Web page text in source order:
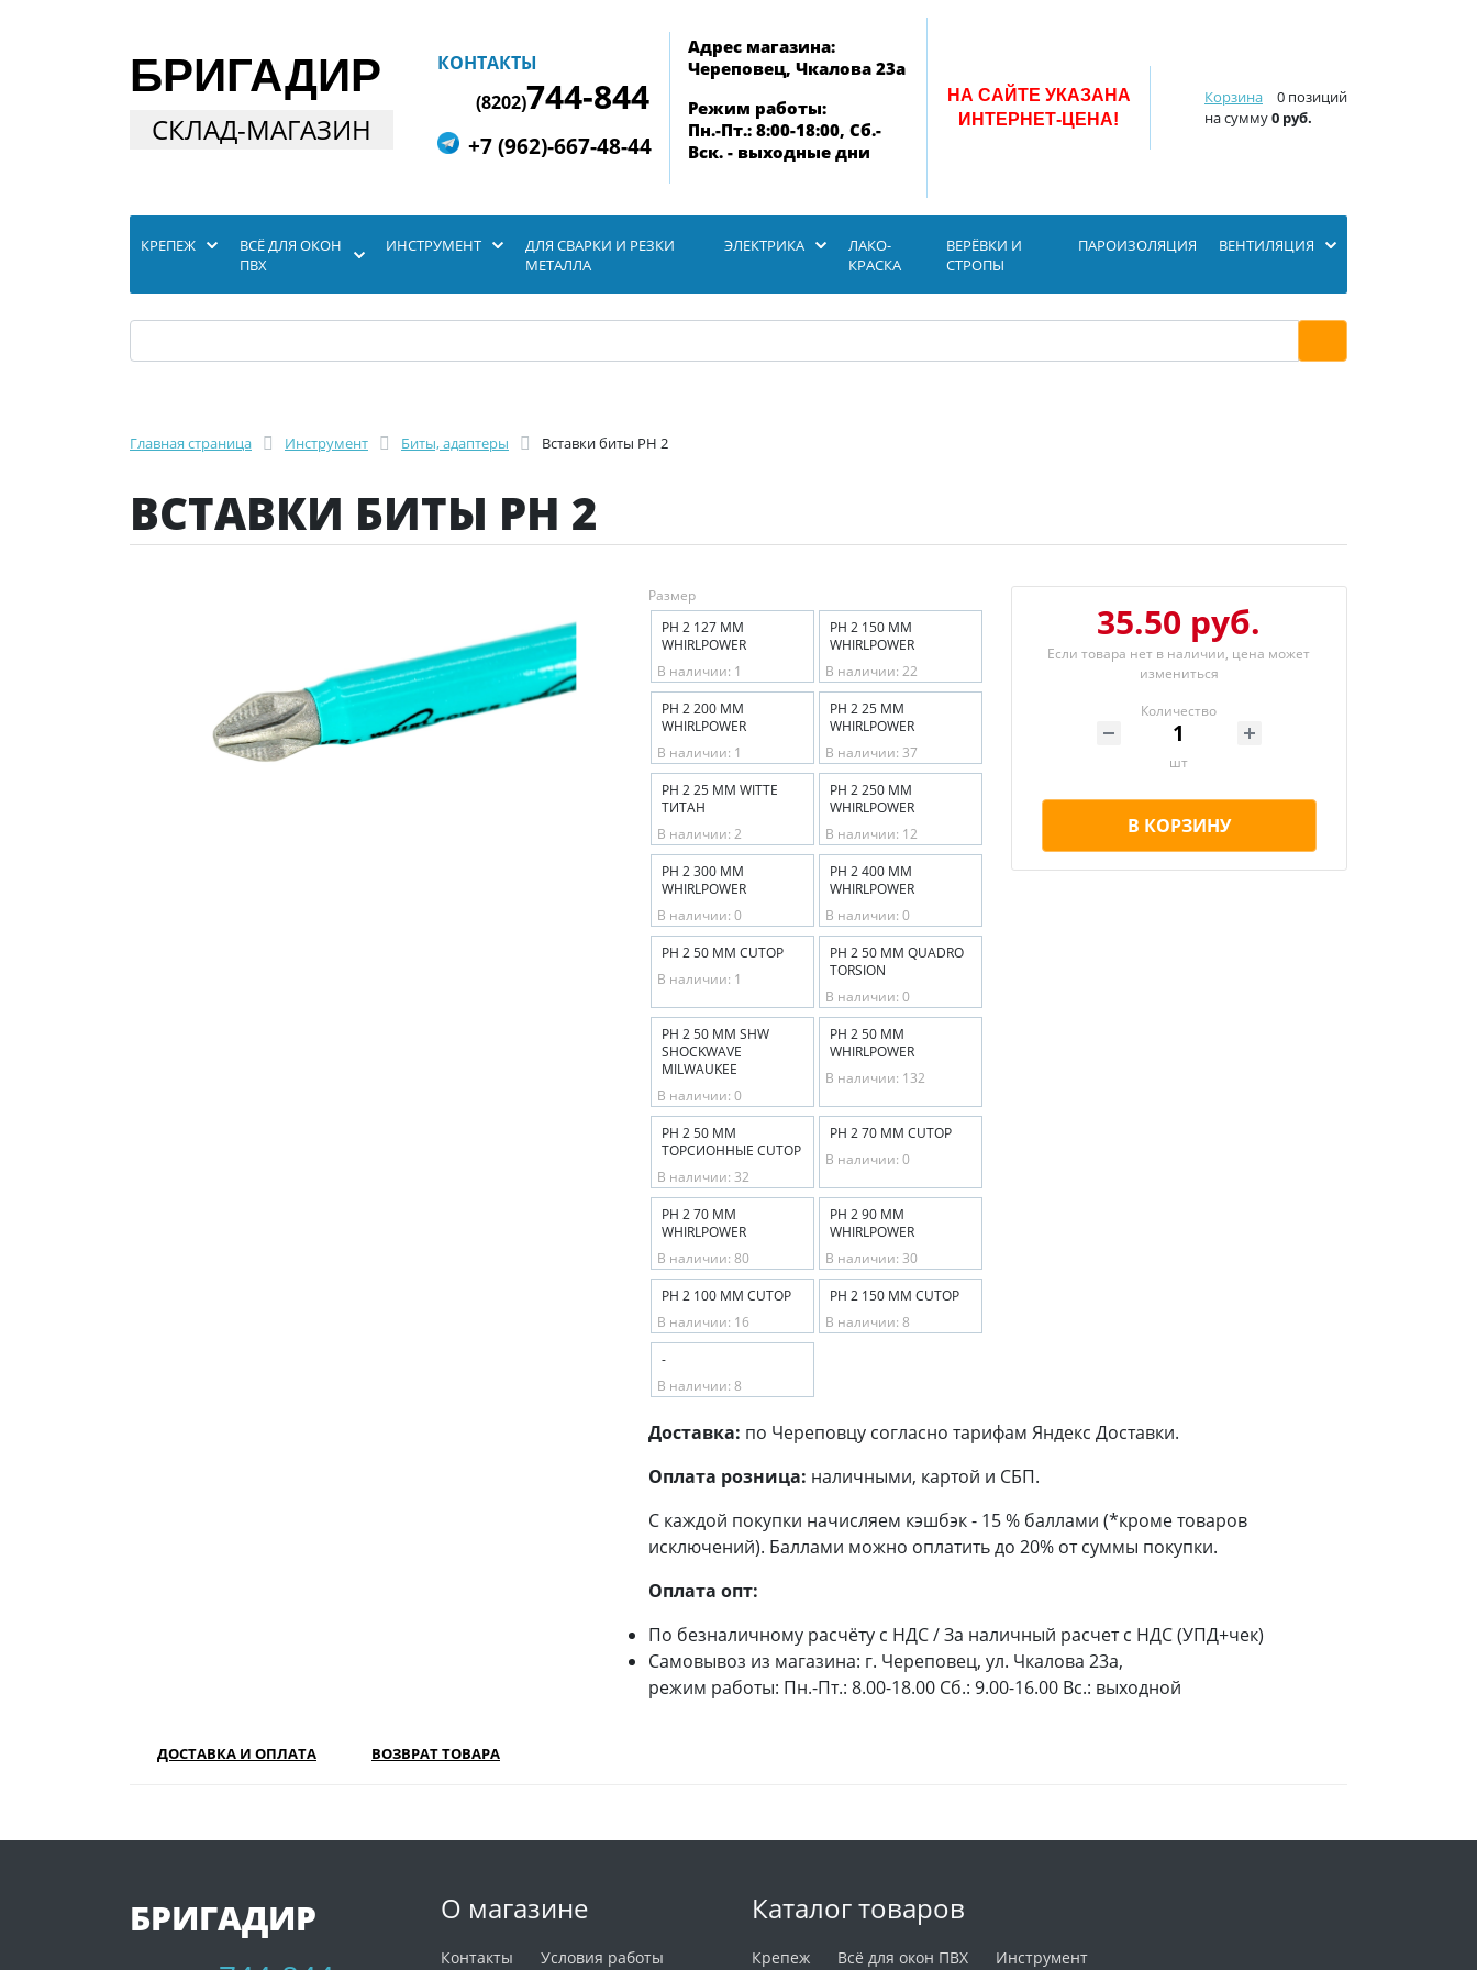
БРИГАДИР
СКЛАД-МАГАЗИН
Корзина
0 позиций
на сумму0 руб.
КОНТАКТЫ
(8202)744-844
+7 (962)-667-48-44
Адрес магазина:
Череповец, Чкалова 23а
Режим работы:
Пн.-Пт.: 8:00-18:00, Сб.-
Вск. - выходные дни
НА САЙТЕ УКАЗАНА
ИНТЕРНЕТ-ЦЕНА!
КРЕПЕЖ
ВСЁ ДЛЯ ОКОН
ПВХ
ИНСТРУМЕНТ
ДЛЯ СВАРКИ И РЕЗКИ
МЕТАЛЛА
ЭЛЕКТРИКА
ЛАКО-
КРАСКА
ВЕРЁВКИ И
СТРОПЫ
ПАРОИЗОЛЯЦИЯ ВЕНТИЛЯЦИЯ
Главная страница Инструмент Биты, адаптеры Вставки биты PH 2
ВСТАВКИ БИТЫ PH 2
Размер
PH 2 127 ММ
WHIRLPOWER
В наличии: 1
PH 2 150 ММ
WHIRLPOWER
В наличии: 22
PH 2 200 ММ
WHIRLPOWER
В наличии: 1
PH 2 25 ММ
WHIRLPOWER
В наличии: 37
PH 2 25 ММ WITTE
ТИТАН
В наличии: 2
PH 2 250 ММ
WHIRLPOWER
В наличии: 12
PH 2 300 ММ
WHIRLPOWER
В наличии: 0
PH 2 400 ММ
WHIRLPOWER
В наличии: 0
PH 2 50 ММ CUTOP
В наличии: 1
PH 2 50 ММ QUADRO
TORSION
В наличии: 0
PH 2 50 ММ SHW
SHOCKWAVE
MILWAUKEE
В наличии: 0
PH 2 50 ММ
WHIRLPOWER
В наличии: 132
PH 2 50 ММ
ТОРСИОННЫЕ CUTOP
В наличии: 32
PH 2 70 ММ CUTOP
В наличии: 0
PH 2 70 ММ
WHIRLPOWER
В наличии: 80
PH 2 90 ММ
WHIRLPOWER
В наличии: 30
PH 2 100 ММ CUTOP
В наличии: 16
PH 2 150 ММ CUTOP
В наличии: 8
-
В наличии: 8
35.50 руб.
Если товара нет в наличии, цена может
измениться
Количество
шт
В КОРЗИНУ
Доставка: по Череповцу согласно тарифам Яндекс Доставки.
Оплата розница: наличными, картой и СБП.
С каждой покупки начисляем кэшбэк - 15 % баллами (*кроме товаров
исключений). Баллами можно оплатить до 20% от суммы покупки.
Оплата опт:
По безналичному расчёту с НДС / За наличный расчет с НДС (УПД+чек)
Самовывоз из магазина: г. Череповец, ул. Чкалова 23а,
режим работы: Пн.-Пт.: 8.00-18.00 Сб.: 9.00-16.00 Вс.: выходной
ДОСТАВКА И ОПЛАТА ВОЗВРАТ ТОВАРА
О магазине
Контакты Условия работы
Каталог товаров
Крепеж Всё для окон ПВХ Инструмент
БРИГАДИР